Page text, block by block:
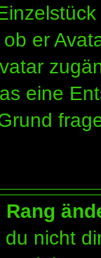
er
eine
nicht